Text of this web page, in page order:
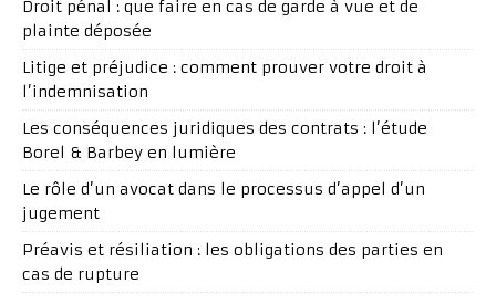
Droit pénal : que faire en cas de garde à vue et de
plainte déposée
Litige et préjudice : comment prouver votre droit à
l’indemnisation
Les conséquences juridiques des contrats : l’étude
Borel & Barbey en lumière
Le rôle d’un avocat dans le processus d’appel d’un
jugement
Préavis et résiliation : les obligations des parties en
cas de rupture